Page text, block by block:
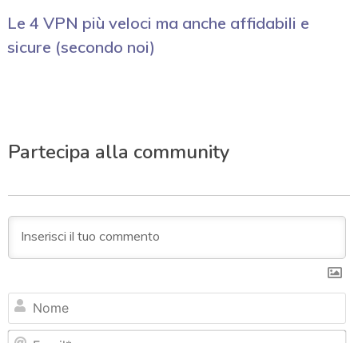
Le 4 VPN più veloci ma anche affidabili e
sicure (secondo noi)
Partecipa alla community